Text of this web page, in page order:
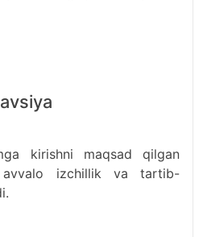
kirishni maqsad qilgan
avvalo izchillik va tartib-